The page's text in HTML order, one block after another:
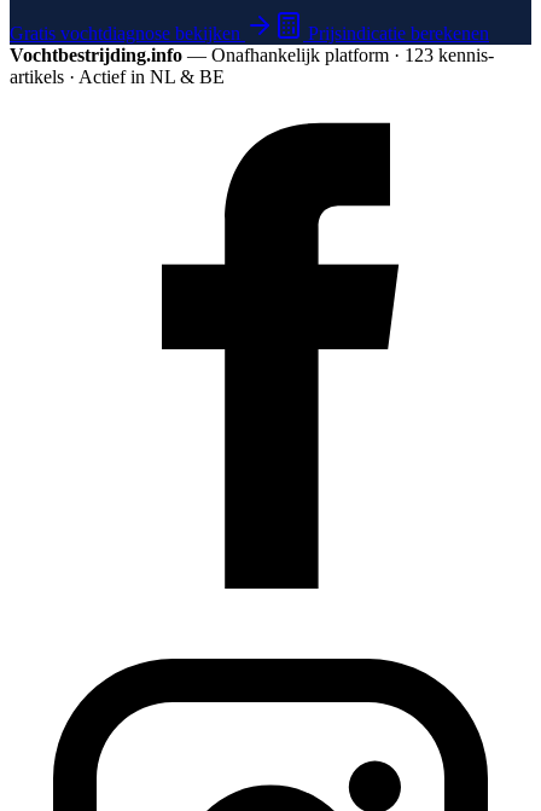
Gratis vochtdiagnose bekijken
Prijsindicatie berekenen
Vochtbestrijding.info — Onafhankelijk platform · 123 kennis­
artikels · Actief in NL & BE